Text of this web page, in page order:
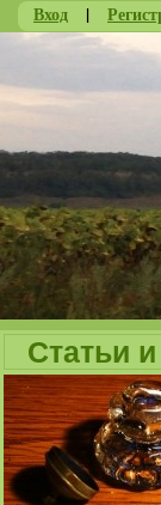
Вход |
Статьи